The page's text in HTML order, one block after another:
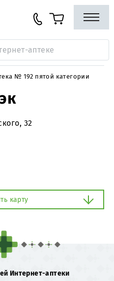
№ 192 пятой категории
32
карту
Интернет-аптеки